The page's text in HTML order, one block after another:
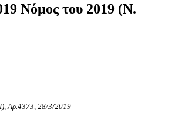
Νόμος του 2019 (Ν.
Αρ.4373, 28/3/2019